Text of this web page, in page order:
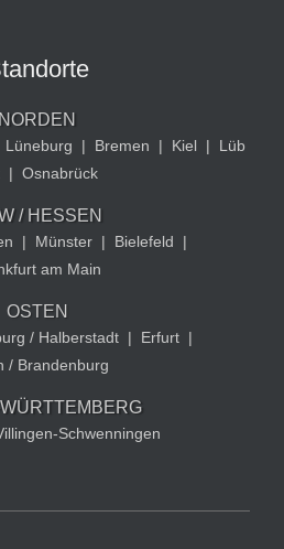
NORDEN
Lüneburg | Bremen | Kiel |
Lüb
| Osnabrück
/ HESSEN
| Münster | Bielefeld
|
am Main
OSTEN
/ Halberstadt | Erfurt |
/ Brandenburg
Schwenningen